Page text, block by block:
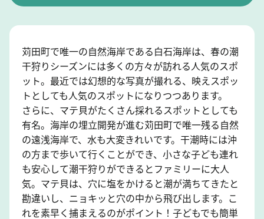
苅田町で唯一の自然海岸である白石海岸は、春の潮
干狩りシーズンには多くの方々が訪れる人気のスポ
ット。最近では幻想的な写真が撮れる、映えスポッ
トとしても人気のスポットになりつつあります。
さらに、マテ貝がたくさん採れるスポットとしても
有名。海岸の埋立開発が進む苅田町で唯一残る自然
の遠浅海岸で、水も大変きれいです。干潮時には沖
の方まで歩いて行くことができ、小さな子ども連れ
も安心して潮干狩りができるとファミリーに大人
気。マテ貝は、穴に塩をかけると潮が満ちてきたと
勘違いし、ニョキッと穴の中から飛び出します。こ
れを素早く捕まえるのがポイント！子どもでも簡単